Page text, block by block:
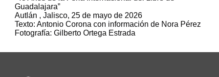
Guadalajara”
Autlán , Jalisco, 25 de mayo de 2026
Texto: Antonio Corona con información de Nora Pérez
Fotografía: Gilberto Ortega Estrada